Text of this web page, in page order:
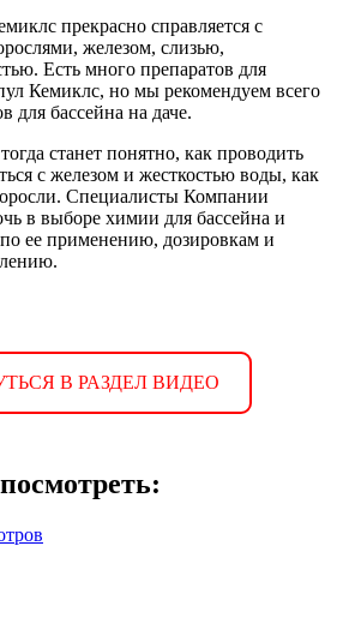
прекрасно справляется с
железом, слизью,
Есть много препаратов для
Кемиклс, но мы рекомендуем всего
для бассейна на даче.
станет понятно, как проводить
с железом и жесткостью воды, как
Специалисты Компании
в выборе химии для бассейна и
ее применению, дозировкам и
В РАЗДЕЛ ВИДЕО